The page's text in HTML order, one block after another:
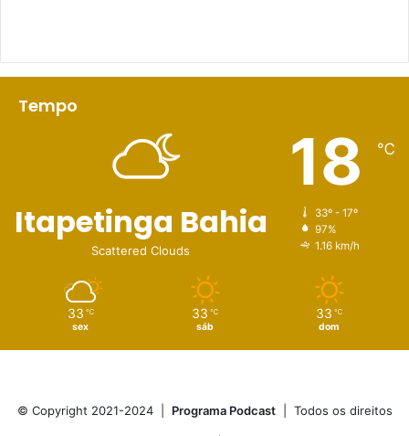
Tempo
Itapetinga Bahia
Scattered Clouds
18 ℃
33º - 17º
97%
1.16 km/h
33 ℃
sex
33 ℃
sáb
33 ℃
dom
© Copyright 2021-2024 | Programa Podcast| Todos os direitos